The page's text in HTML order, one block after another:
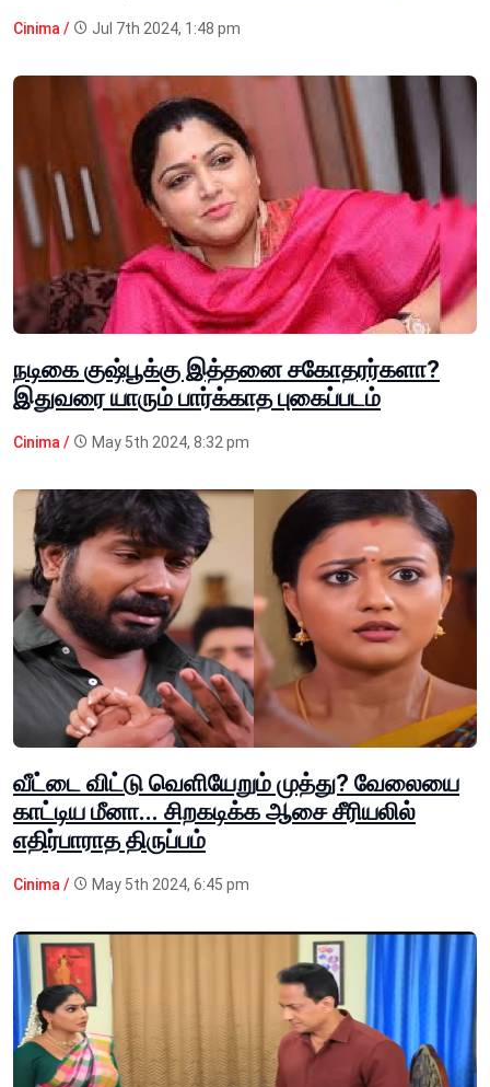
Cinima / Jul 7th 2024, 1:48 pm
நடிகை குஷ்பூக்கு இத்தனை சகோதரர்களா?
இதுவரை யாரும் பார்க்காத புகைப்படம்
Cinima / May 5th 2024, 8:32 pm
வீட்டை விட்டு வெளியேறும் முத்து? வேலையை
காட்டிய மீனா... சிறகடிக்க ஆசை சீரியலில்
எதிர்பாராத திருப்பம்
Cinima / May 5th 2024, 6:45 pm